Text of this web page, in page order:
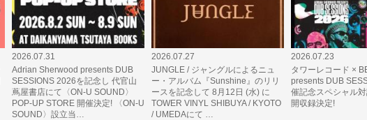
2026.07.31
Adrian Sherwood presents DUB
SESSIONS 2026を記念し 代官山
蔦屋書店にて〈ON-U SOUND〉
POP-UP STORE 開催決定! 〈ON-U
SOUND〉設立当…
2026.07.27
JUNGLE / ジャングルによるニュ
ー・アルバム『Sunshine』のリリ
ースを記念して 8月12日 (水) に
TOWER VINYL SHIBUYA / KYOTO
/ UMEDAにて …
2026.07.23
タワーレコード ×
presents DUB
催記念スペシャル
開収録決定!